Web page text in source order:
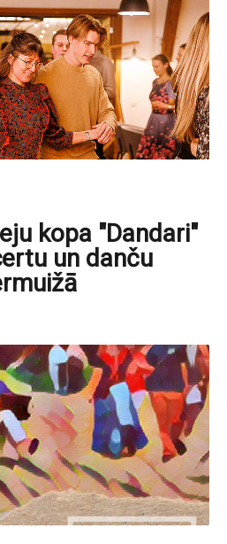
kopa "Dandari"
un danču